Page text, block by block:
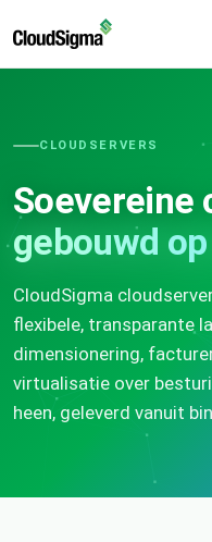
CLOUDSERVERS
Soevereine
gebouwd
CloudSigma
flexibele, transparante
dimensionering,
virtualisatie over
heen, geleverd vanuit